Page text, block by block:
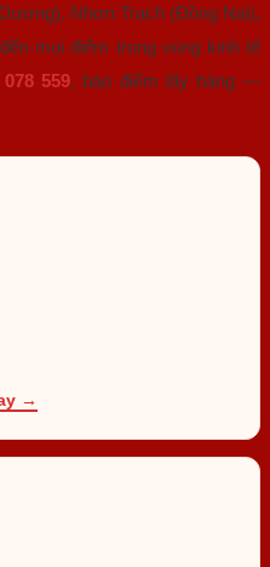
Nhơn Trạch (Đồng Nai),
mọi điểm trong vùng kinh tế
078 559, báo điểm lấy hàng —
→